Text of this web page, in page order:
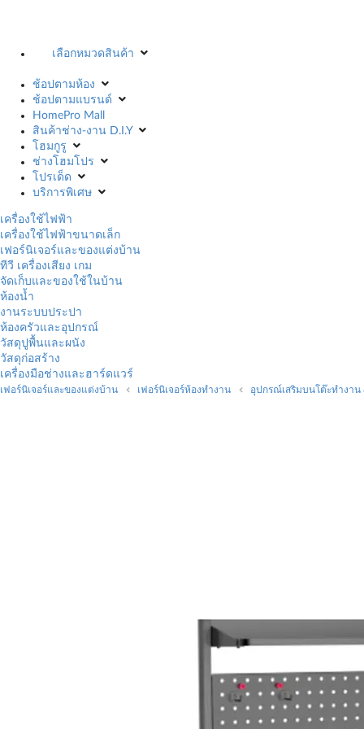
เลือกหมวดสินค้า
ช้อปตามห้อง
ช้อปตามแบรนด์
HomePro Mall
สินค้าช่าง-งาน D.I.Y
โฮมกูรู
ช่างโฮมโปร
โปรเด็ด
บริการพิเศษ
เครื่องใช้ไฟฟ้า
เครื่องใช้ไฟฟ้าขนาดเล็ก
เฟอร์นิเจอร์และของแต่งบ้าน
ทีวี เครื่องเสียง เกม
จัดเก็บและของใช้ในบ้าน
ห้องน้ำ
งานระบบประปา
ห้องครัวและอุปกรณ์
วัสดุปูพื้นและผนัง
วัสดุก่อสร้าง
เครื่องมือช่างและฮาร์ดแวร์
เฟอร์นิเจอร์และของแต่งบ้าน เฟอร์นิเจอร์ห้องทำงาน อุปกรณ์เสริมบนโต๊ะทำงาน